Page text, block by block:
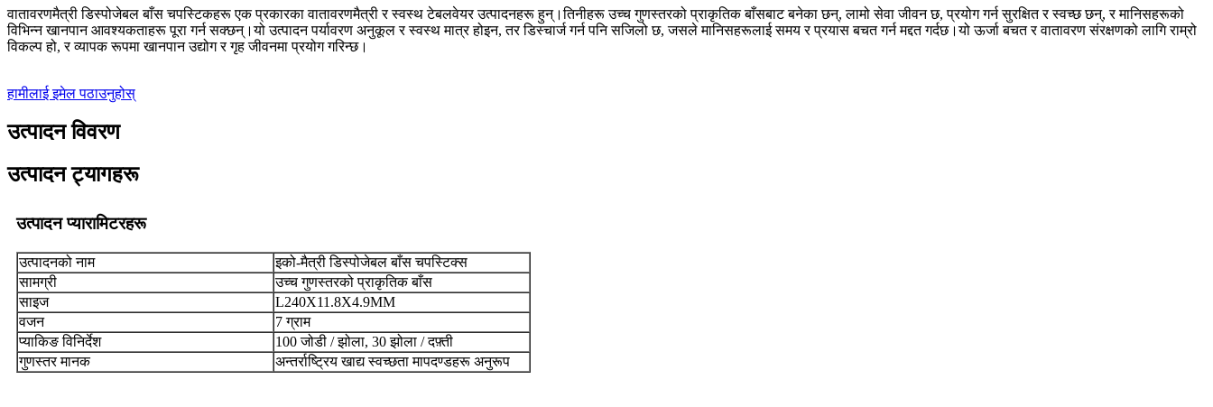
वातावरणमैत्री डिस्पोजेबल बाँस चपस्टिकहरू एक प्रकारका वातावरणमैत्री र स्वस्थ टेबलवेयर उत्पादनहरू हुन्।तिनीहरू उच्च गुणस्तरको प्राकृतिक बाँसबाट बनेका छन्, लामो सेवा जीवन छ, प्रयोग गर्न सुरक्षित र स्वच्छ छन्, र मानिसहरूको
विभिन्न खानपान आवश्यकताहरू पूरा गर्न सक्छन्।यो उत्पादन पर्यावरण अनुकूल र स्वस्थ मात्र होइन, तर डिस्चार्ज गर्न पनि सजिलो छ, जसले मानिसहरूलाई समय र प्रयास बचत गर्न मद्दत गर्दछ।यो ऊर्जा बचत र वातावरण संरक्षणको लागि राम्रो
विकल्प हो, र व्यापक रूपमा खानपान उद्योग र गृह जीवनमा प्रयोग गरिन्छ।
हामीलाई इमेल पठाउनुहोस्
उत्पादन विवरण
उत्पादन ट्यागहरू
उत्पादन प्यारामिटरहरू
उत्पादनको नाम
इको-मैत्री डिस्पोजेबल बाँस चपस्टिक्स
सामग्री
उच्च गुणस्तरको प्राकृतिक बाँस
साइज
L240X11.8X4.9MM
वजन
7 ग्राम
प्याकिङ विनिर्देश
100 जोडी / झोला, 30 झोला / दफ़्ती
गुणस्तर मानक
अन्तर्राष्ट्रिय खाद्य स्वच्छता मापदण्डहरू अनुरूप